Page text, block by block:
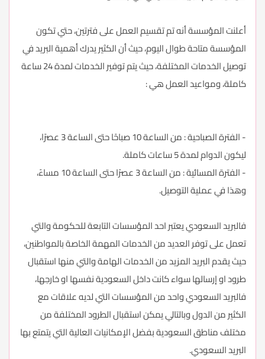
أعلنت المؤسسة أنه تم تقسيم العمل على فترتين، حتي تكون
المؤسسة متاحة طوال اليوم، حيث أن الكثير يدرك أهمية البريد في
توصيل الخدمات المختلفة، حيث يتم توفير الخدمات لمدة 24 ساعة
كاملة، ومواعيد العمل هي :
- الفترة الصباحية : من الساعة 10 صباحًا حتى الساعة 3 عصرًا،
ليكون الدوام لمدة 5 ساعات كاملة.
- الفترة المسائية : من الساعة 3 عصرًا حتى الساعة 10 مساءً،
وهذا في عملية التوصيل.
فالبريد السعودي يعتبر احد المؤسسات التابعة للحكومة والتي
تعمل على توفر العديد من الخدمات المهمة الخاصة بالمواطنين،
حيث يقدم البريد المزيد من الخدمات الهامة والتي منها استقبال
طرود او إرسالها سواء كانت داخل السعودية نفسها او خارجها،
فالبريد السعودي واحد من المؤسسات التي لديه علاقات مع
الكثير من الدول وبالتالي يمكن استقبال الطرود المختلفة من
مختلف مناطق السعودية بفضل الإمكانيات العالية التي يتمتع بها
البريد السعودي.